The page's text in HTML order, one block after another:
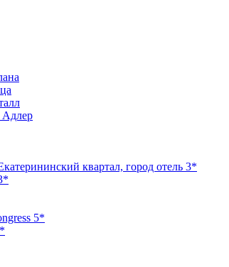
квартал, город отель 3*
5*